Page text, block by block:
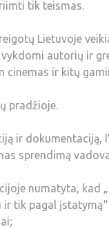
tik teismas.
Lietuvoje
autorių ir
cinemas ir kitų
pradžioje.
ir dokumentaciją,
sprendimą
numatyta, kad
tik pagal